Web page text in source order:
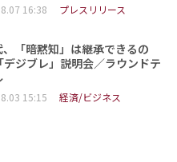
16:38 プレスリリース
「暗黙知」は継承できるの
ジブレ」説明会／ラウンドテ
15:15 経済/ビジネス